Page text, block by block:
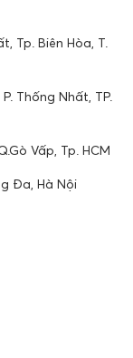
Tp. Biên Hòa, T.
Thống Nhất, TP.
Vấp, Tp. HCM
Đa, Hà Nội